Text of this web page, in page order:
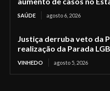
SAÚDE agosto 6, 2026
Justiça derruba veto da
realização da Parada
VINHEDO agosto 5, 2026